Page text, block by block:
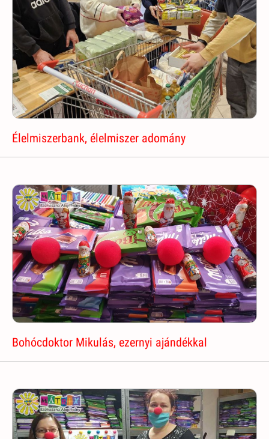
Élelmiszerbank, élelmiszer adomány
Bohócdoktor Mikulás, ezernyi ajándékkal